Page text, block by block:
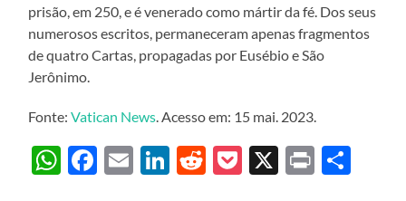
prisão, em 250, e é venerado como mártir da fé. Dos seus
numerosos escritos, permaneceram apenas fragmentos
de quatro Cartas, propagadas por Eusébio e São
Jerônimo.
Fonte:Vatican News. Acesso em: 15 mai. 2023.
WhatsApp
Facebook
EmailLinkedIn
Reddit
Pocket
X Print